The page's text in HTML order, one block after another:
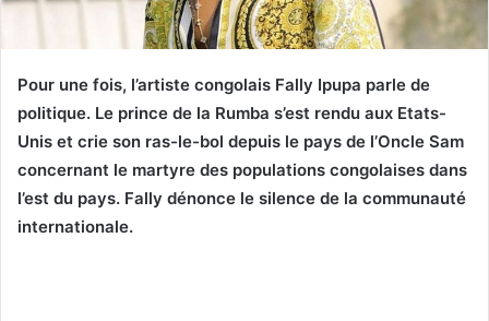
Pour une fois, l’artiste congolais Fally Ipupa parle de
politique. Le prince de la Rumba s’est rendu aux Etats-
Unis et crie son ras-le-bol depuis le pays de l’Oncle Sam
concernant le martyre des populations congolaises dans
l’est du pays. Fally dénonce le silence de la communauté
internationale.